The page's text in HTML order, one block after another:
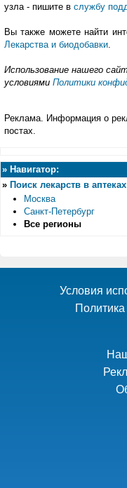
узла - пишите в службу
Вы также можете найти
Лекарства и биодобавки
Использование нашего
условиями Политики
Реклама. Информация о
постах.
» Навигатор:
» Поиск лекарств в аптеках
Москва
Санкт-Петербург
Все регионы
Условия